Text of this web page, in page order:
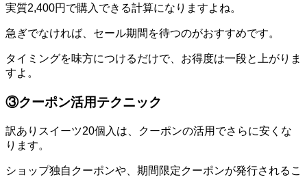
実質2,400円で購入できる計算になりますよね。
急ぎでなければ、セール期間を待つのがおすすめです。
タイミングを味方につけるだけで、お得度は一段と上がりま
すよ。
③クーポン活用テクニック
訳ありスイーツ20個入は、クーポンの活用でさらに安くな
ります。
ショップ独自クーポンや、期間限定クーポンが発行されるこ